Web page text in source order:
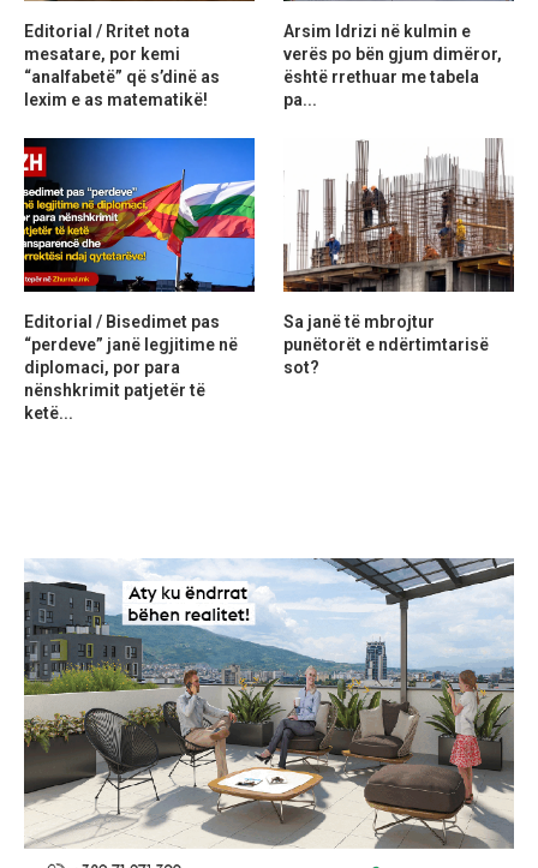
Editorial / Rritet nota
mesatare, por kemi
“analfabetë” që s’dinë as
lexim e as matematikë!
Arsim Idrizi në kulmin e
verës po bën gjum dimëror,
është rrethuar me tabela
pa...
Editorial / Bisedimet pas
“perdeve” janë legjitime në
diplomaci, por para
nënshkrimit patjetër të
ketë...
Sa janë të mbrojtur
punëtorët e ndërtimtarisë
sot?